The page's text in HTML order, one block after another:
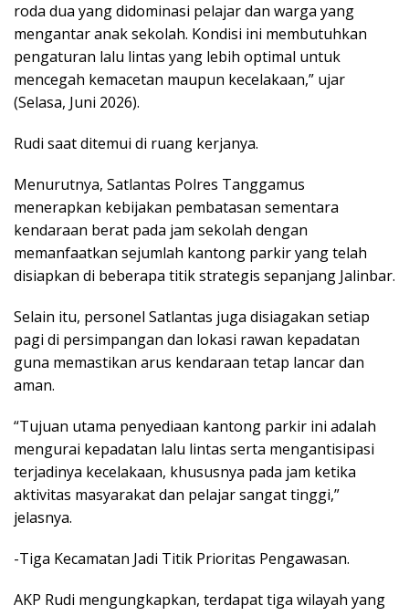
roda dua yang didominasi pelajar dan warga yang
mengantar anak sekolah. Kondisi ini membutuhkan
pengaturan lalu lintas yang lebih optimal untuk
mencegah kemacetan maupun kecelakaan,” ujar
(Selasa, Juni 2026).
Rudi saat ditemui di ruang kerjanya.
Menurutnya, Satlantas Polres Tanggamus
menerapkan kebijakan pembatasan sementara
kendaraan berat pada jam sekolah dengan
memanfaatkan sejumlah kantong parkir yang telah
disiapkan di beberapa titik strategis sepanjang Jalinbar.
Selain itu, personel Satlantas juga disiagakan setiap
pagi di persimpangan dan lokasi rawan kepadatan
guna memastikan arus kendaraan tetap lancar dan
aman.
“Tujuan utama penyediaan kantong parkir ini adalah
mengurai kepadatan lalu lintas serta mengantisipasi
terjadinya kecelakaan, khususnya pada jam ketika
aktivitas masyarakat dan pelajar sangat tinggi,”
jelasnya.
-Tiga Kecamatan Jadi Titik Prioritas Pengawasan.
AKP Rudi mengungkapkan, terdapat tiga wilayah yang